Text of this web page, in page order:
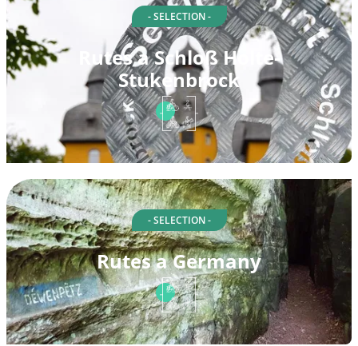
- SELECTION -
Rutes a Schloß Holte-
Stukenbrock
- SELECTION -
Rutes a Germany